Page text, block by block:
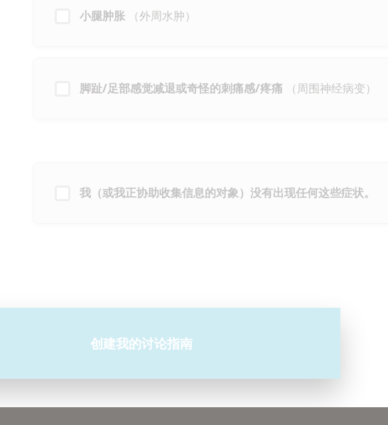
小腿肿胀（外周水肿）
脚趾/足部感觉减退或奇怪的刺痛感/疼痛（周围神经病变）
我（或我正协助收集信息的对象）没有出现任何这些症状。